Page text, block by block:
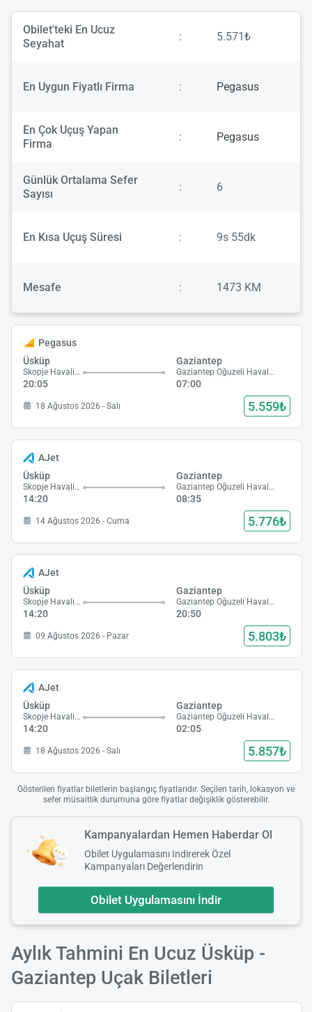
Obilet'teki En Ucuz
Seyahat
: 5.571₺
En Uygun Fiyatlı Firma : Pegasus
En Çok Uçuş Yapan
Firma
: Pegasus
Günlük Ortalama Sefer
Sayısı
: 6
En Kısa Uçuş Süresi : 9s 55dk
Mesafe : 1473 KM
Pegasus
Üsküp
Skopje Havalimanı
20:05
Gaziantep
Gaziantep Oğuzeli Havalimanı
07:00
18 Ağustos 2026 - Salı 5.559₺
AJet
Üsküp
Skopje Havalimanı
14:20
Gaziantep
Gaziantep Oğuzeli Havalimanı
08:35
14 Ağustos 2026 - Cuma 5.776₺
AJet
Üsküp
Skopje Havalimanı
14:20
Gaziantep
Gaziantep Oğuzeli Havalimanı
20:50
09 Ağustos 2026 - Pazar 5.803₺
AJet
Üsküp
Skopje Havalimanı
14:20
Gaziantep
Gaziantep Oğuzeli Havalimanı
02:05
18 Ağustos 2026 - Salı 5.857₺
Gösterilen fiyatlar biletlerin başlangıç fiyatlarıdır. Seçilen tarih, lokasyon ve
sefer müsaitlik durumuna göre fiyatlar değişiklik gösterebilir.
Kampanyalardan Hemen Haberdar Ol
Obilet Uygulamasını Indirerek Özel
Kampanyaları Değerlendirin
Obilet Uygulamasını İndir
Aylık Tahmini En Ucuz Üsküp -
Gaziantep Uçak Biletleri